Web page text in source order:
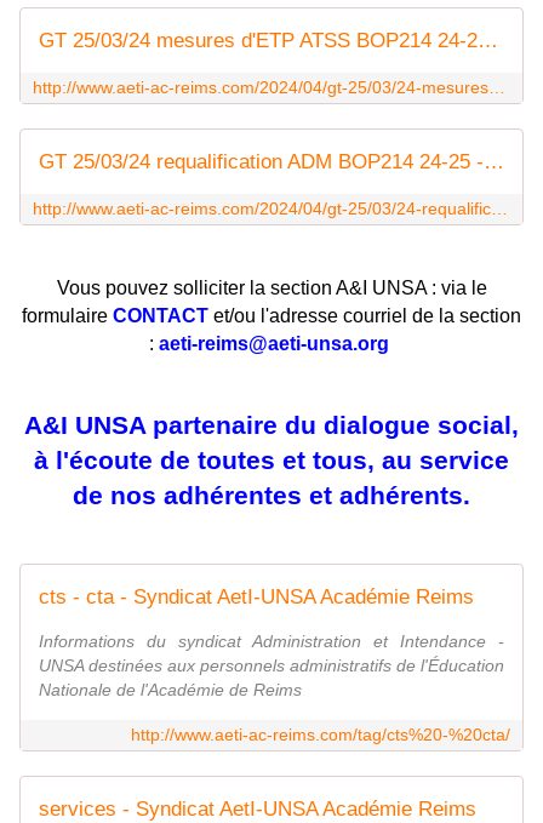
GT 25/03/24 mesures d'ETP ATSS BOP214 24-25 - Syndicat AetI-UNSA Académie Reims
GT 25/03/24 requalification ADM BOP214 24-25 - Syndicat AetI-UNSA Académie Reims
Vous pouvez solliciter la section A&I UNSA : via le
formulaire CONTACT et/ou l'adresse courriel de la section
: aeti-reims@aeti-unsa.org
A&I UNSA partenaire du dialogue social,
à l'écoute de toutes et tous, au service
de nos adhérentes et adhérents.
cts - cta - Syndicat AetI-UNSA Académie Reims
Informations du syndicat Administration et Intendance -
UNSA destinées aux personnels administratifs de l'Éducation
Nationale de l'Académie de Reims
http://www.aeti-ac-reims.com/tag/cts%20-%20cta/
services - Syndicat AetI-UNSA Académie Reims